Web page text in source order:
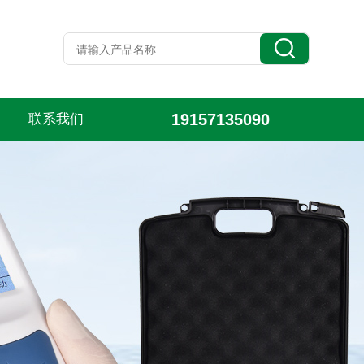
联系我们 19157135090